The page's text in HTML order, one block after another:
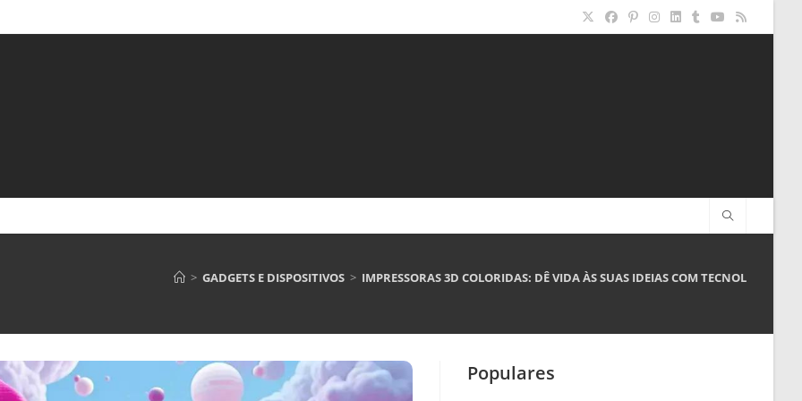
> GADGETS E DISPOSITIVOS > IMPRESSORAS 3D COLORIDAS: DÊ VIDA ÀS SUAS IDEIAS COM TECNOLOGIA
Populares